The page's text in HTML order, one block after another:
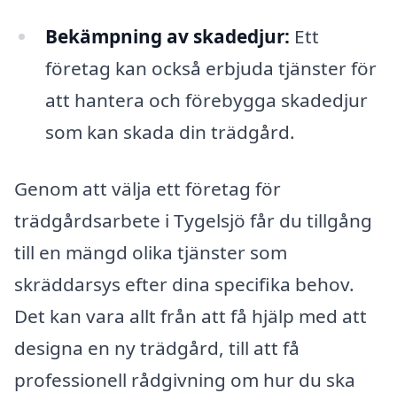
Bekämpning av skadedjur: Ett
företag kan också erbjuda tjänster för
att hantera och förebygga skadedjur
som kan skada din trädgård.
Genom att välja ett företag för
trädgårdsarbete i Tygelsjö får du tillgång
till en mängd olika tjänster som
skräddarsys efter dina specifika behov.
Det kan vara allt från att få hjälp med att
designa en ny trädgård, till att få
professionell rådgivning om hur du ska